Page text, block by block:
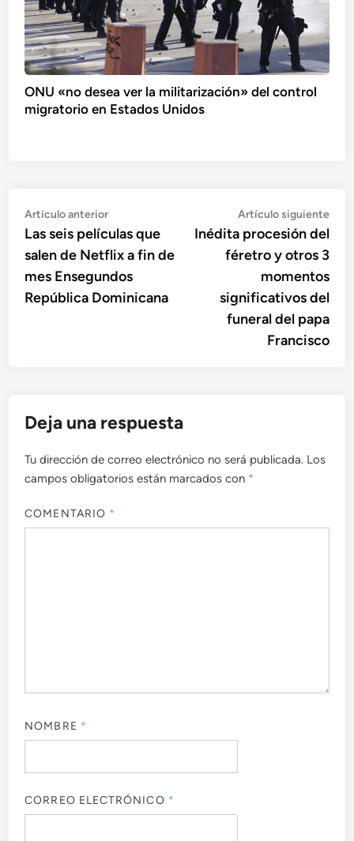
ONU «no desea ver la militarización» del control
migratorio en Estados Unidos
Navegación
de
entradas
Artículo anteriorArtículo
anterior:
Las seis películas que
salen de Netflix a fin de
mes Ensegundos
República Dominicana
Artículo siguiente
Inédita procesión del
féretro y otros 3
momentos
significativos del
funeral del papa
Francisco
Deja una respuesta
Tu dirección de correo electrónico no será publicada. Los
campos obligatorios están marcados con *
COMENTARIO *
NOMBRE *
CORREO ELECTRÓNICO *